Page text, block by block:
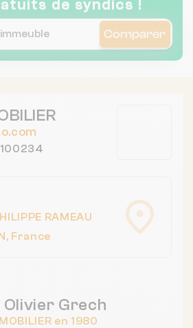
de syndics !
Comparer
RAMEAU
France
Grech
en 1980